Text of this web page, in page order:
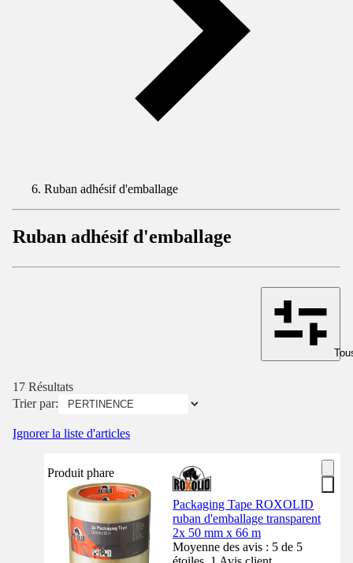
Ruban adhésif d'emballage
Ruban adhésif d'emballage
17 Résultats
Trier par:
Ignorer la liste d'articles
Produit phare
Packaging Tape ROXOLID
ruban d'emballage transparent
2x 50 mm x 66 m
Moyenne des avis : 5 de 5